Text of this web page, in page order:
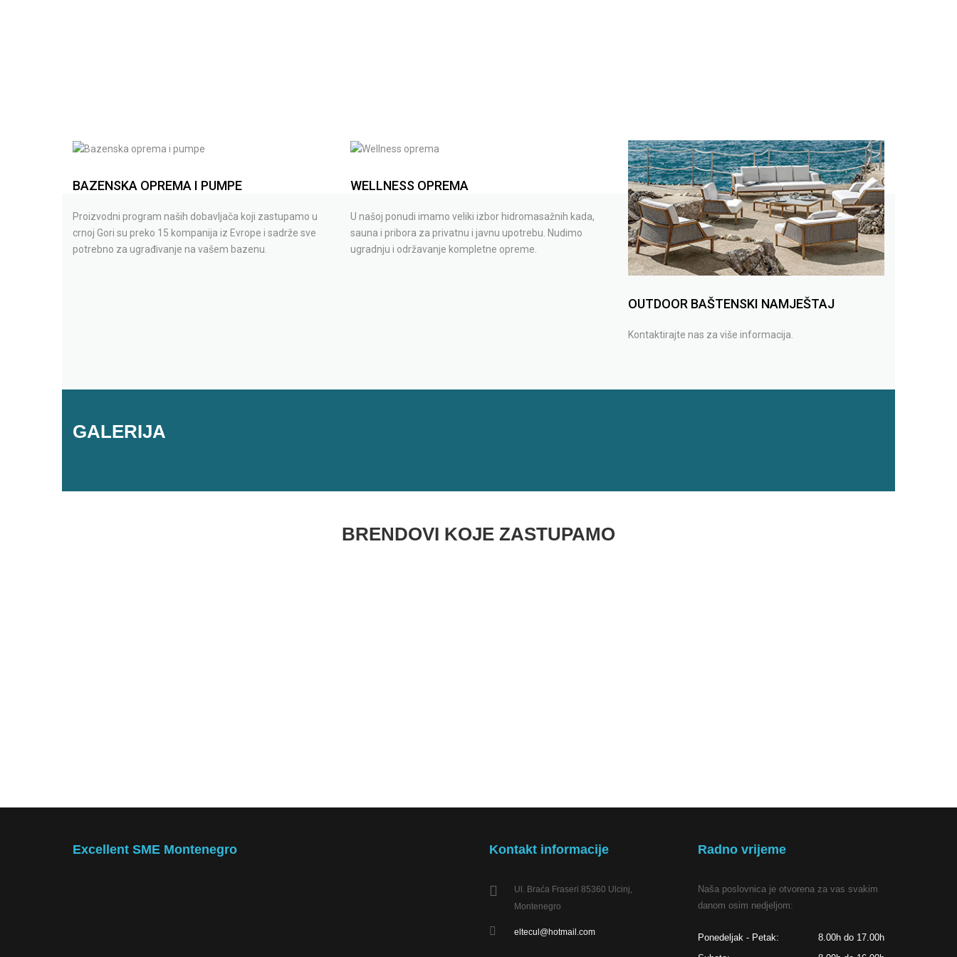
BAZENSKA OPREMA I PUMPE
Proizvodni program naših dobavljača koji zastupamo u
crnoj Gori su preko 15 kompanija iz Evrope i sadrže sve
potrebno za ugrađivanje na vašem bazenu.
WELLNESS OPREMA
U našoj ponudi imamo veliki izbor hidromasažnih kada,
sauna i pribora za privatnu i javnu upotrebu. Nudimo
ugradnju i održavanje kompletne opreme.
OUTDOOR BAŠTENSKI NAMJEŠTAJ
Kontaktirajte nas za više informacija.
GALERIJA
BRENDOVI KOJE ZASTUPAMO
Excellent SME Montenegro Kontakt informacije
Ul. Braća Fraseri 85360 Ulcinj,
Montenegro
eltecul@hotmail.com
Radno vrijeme
Naša poslovnica je otvorena za vas svakim
danom osim nedjeljom:
Ponedeljak - Petak:
8.00h do 17.00h